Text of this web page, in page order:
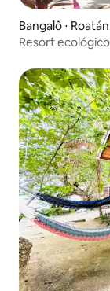
Bangalô ⋅ Roatán
Resort